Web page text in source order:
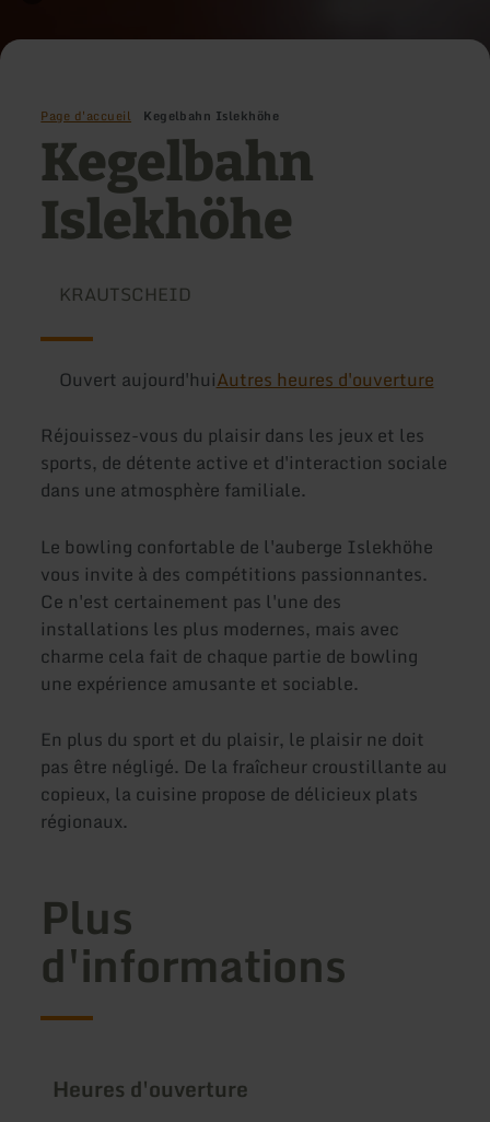
Page d'accueil Kegelbahn Islekhöhe
Kegelbahn
Islekhöhe
KRAUTSCHEID
Ouvert aujourd'huiAutres heures d'ouverture
Réjouissez-vous du plaisir dans les jeux et les
sports, de détente active et d'interaction sociale
dans une atmosphère familiale.
Le bowling confortable de l'auberge Islekhöhe
vous invite à des compétitions passionnantes.
Ce n'est certainement pas l'une des
installations les plus modernes, mais avec
charme cela fait de chaque partie de bowling
une expérience amusante et sociable.
En plus du sport et du plaisir, le plaisir ne doit
pas être négligé. De la fraîcheur croustillante au
copieux, la cuisine propose de délicieux plats
régionaux.
Plus
d'informations
Heures d'ouverture